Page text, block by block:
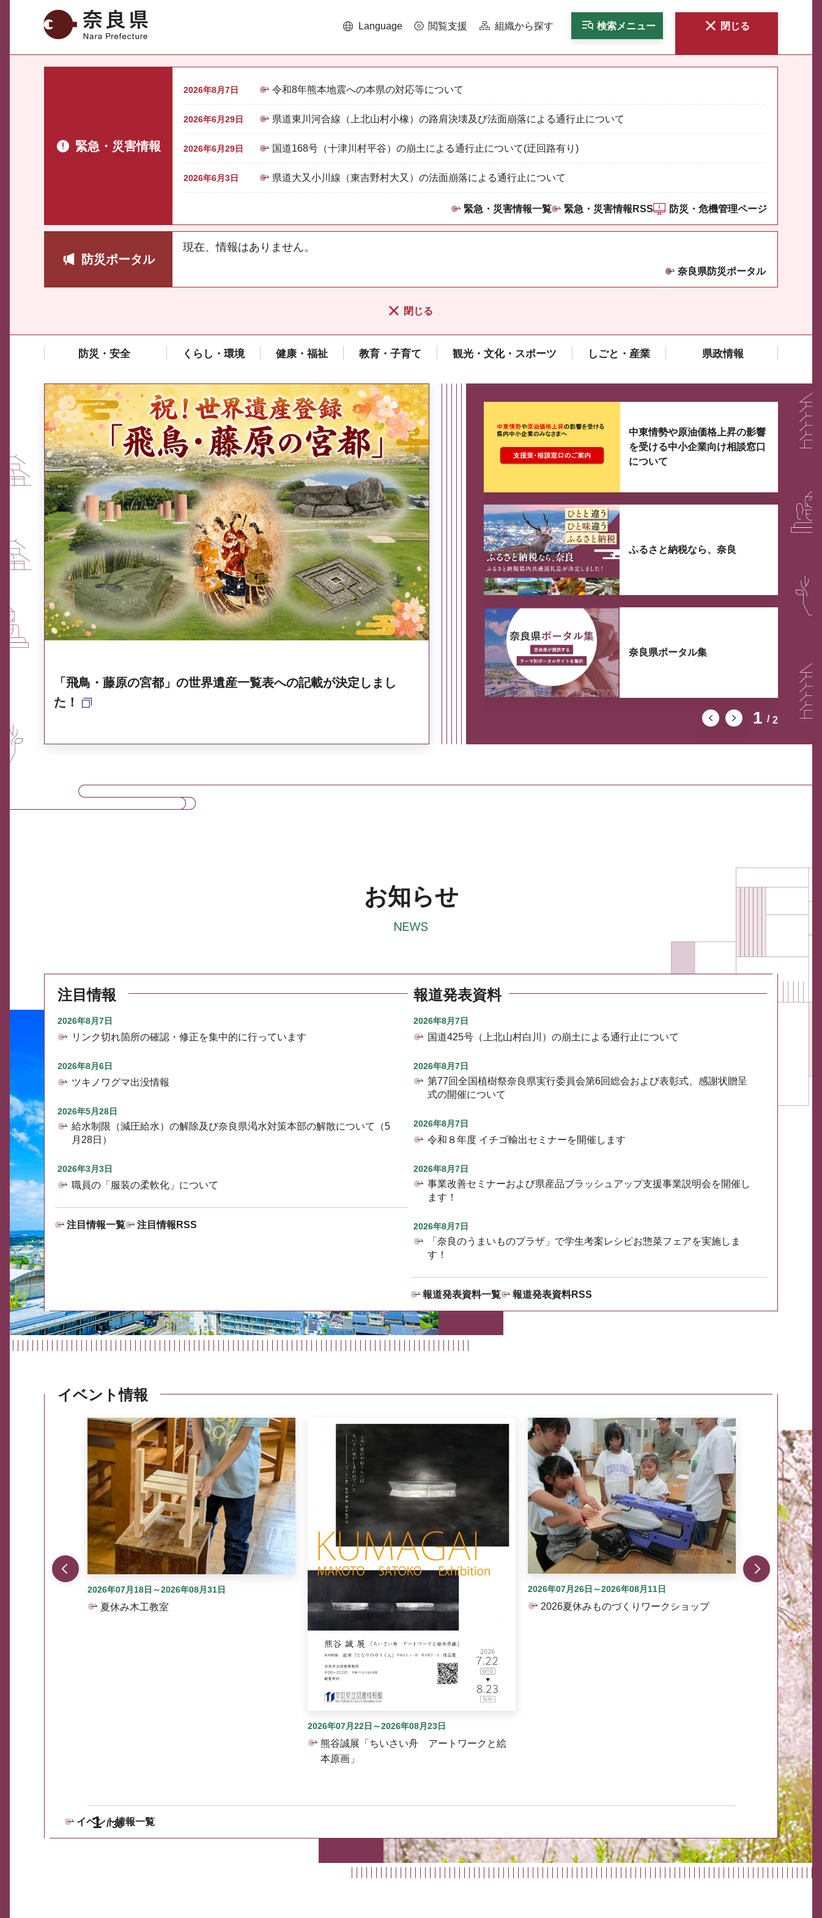
奈良県 Language 閲覧支援 組織から探す 検索メニュー 閉じる
緊急・災害情報
2026年8月7日 令和8年熊本地震への本県の対応等について
2026年6月29日 県道東川河合線（上北山村小橡）の路肩決壊及び法面崩落による通行止について
2026年6月29日 国道168号（十津川村平谷）の崩土による通行止について(迂回路有り)
2026年6月3日 県道大又小川線（東吉野村大又）の法面崩落による通行止について
緊急・災害情報一覧 緊急・災害情報RSS 防災・危機管理ページ
防災ポータル
現在、情報はありません。
奈良県防災ポータル
閉じる
防災・安全 くらし・環境 健康・福祉 教育・子育て 観光・文化・スポーツ しごと・産業 県政情報
「飛鳥・藤原の宮都」の世界遺産一覧表への記載が決定しまし
た！
ここから最大3つずつ情報が表示されるスライダーがあります。
1 2
中東情勢や原油価格上昇の影響
を受ける中小企業向け相談窓口
について
ふるさと納税なら、奈良
県広報誌「県民だより奈良」
2026年8月号
奈良県政策集
中東情勢や原油価格上昇の影響
を受ける中小企業向け相談窓口
について
ふるさと納税なら、奈良
奈良県ポータル集
お知らせ
注目情報
2026年8月7日
リンク切れ箇所の確認・修正を集中的に行っています
2026年8月6日
ツキノワグマ出没情報
2026年5月28日
給水制限（減圧給水）の解除及び奈良県渇水対策本部の解散について（5
月28日）
2026年3月3日
職員の「服装の柔軟化」について
注目情報一覧 注目情報RSS
報道発表資料
2026年8月7日
国道425号（上北山村白川）の崩土による通行止について
2026年8月7日
第77回全国植樹祭奈良県実行委員会第6回総会および表彰式、感謝状贈呈
式の開催について
2026年8月7日
令和８年度 イチゴ輸出セミナーを開催します
2026年8月7日
事業改善セミナーおよび県産品ブラッシュアップ支援事業説明会を開催し
ます！
2026年8月7日
「奈良のうまいものプラザ」で学生考案レシピお惣菜フェアを実施しま
す！
報道発表資料一覧 報道発表資料RSS
イベント情報
1 30
2026年07月18日～2026年08月31日
夏休み木工教室
2026年07月22日～2026年08月23日
熊谷誠展「ちいさい舟 アートワークと絵
本原画」
2026年07月26日～2026年08月11日
2026夏休みものづくりワークショップ
イベント情報一覧